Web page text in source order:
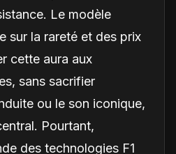
Le modèle
sur la rareté et des prix
cette aura aux
sans sacrifier
ou le son iconique,
Pourtant,
des technologies F1